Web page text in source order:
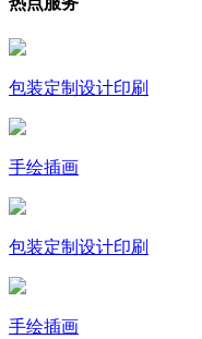
包装定制设计印刷
手绘插画
包装定制设计印刷
手绘插画